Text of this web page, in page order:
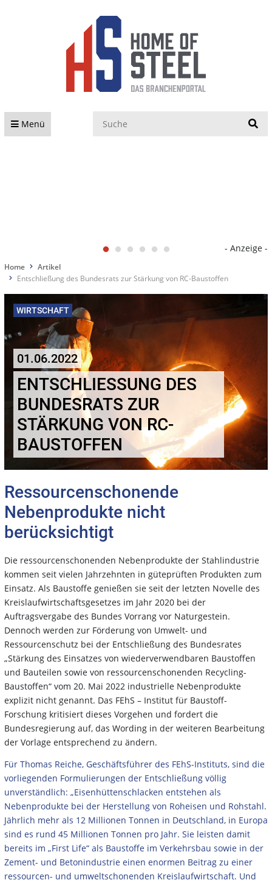
Menü
- Anzeige -
Home
Artikel
Entschließung des Bundesrats zur Stärkung von RC-Baustoffen
WIRTSCHAFT
01.06.2022
ENTSCHLIESSUNG DES B
UNDESRATS ZUR S
TÄRKUNG VON RC-B
AUSTOFFEN
Ressourcenschonende
Nebenprodukte nicht
berücksichtigt
Die ressourcenschonenden Nebenprodukte der Stahlindustrie
kommen seit vielen Jahrzehnten in güteprüften Produkten zum
Einsatz. Als Baustoffe genießen sie seit der letzten Novelle des
Kreislaufwirtschaftsgesetzes im Jahr 2020 bei der
Auftragsvergabe des Bundes Vorrang vor Naturgestein.
Dennoch werden zur Förderung von Umwelt- und
Ressourcenschutz bei der Entschließung des Bundesrates
„Stärkung des Einsatzes von wiederverwendbaren Baustoffen
und Bauteilen sowie von ressourcenschonenden Recycling-
Baustoffen“ vom 20. Mai 2022 industrielle Nebenprodukte
explizit nicht genannt. Das FEhS – Institut für Baustoff-
Forschung kritisiert dieses Vorgehen und fordert die
Bundesregierung auf, das Wording in der weiteren Bearbeitung
der Vorlage entsprechend zu ändern. ​
Für Thomas Reiche, Geschäftsführer des FEhS-Instituts, sind die
vorliegenden Formulierungen der Entschließung völlig
unverständlich: „Eisenhüttenschlacken entstehen als
Nebenprodukte bei der Herstellung von Roheisen und Rohstahl.
Jährlich mehr als 12 Millionen Tonnen in Deutschland, in Europa
sind es rund 45 Millionen Tonnen pro Jahr. Sie leisten damit
bereits im „First Life“ als Baustoffe im Verkehrsbau sowie in der
Zement- und Betonindustrie einen enormen Beitrag zu einer
ressourcen- und umweltschonenden Kreislaufwirtschaft. Und